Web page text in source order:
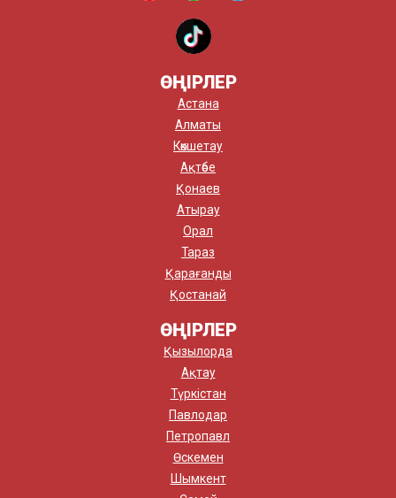
ӨҢІРЛЕР
Астана
Алматы
Көкшетау
Ақтөбе
Қонаев
Атырау
Орал
Тараз
Қарағанды
Қостанай
ӨҢІРЛЕР
Қызылорда
Ақтау
Түркістан
Павлодар
Петропавл
Өскемен
Шымкент